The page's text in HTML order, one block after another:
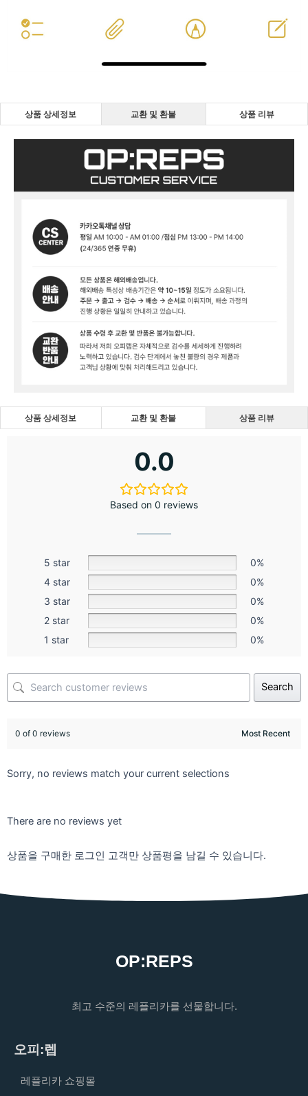
상품 상세정보 교환 및 환불 상품 리뷰
상품 상세정보 교환 및 환불 상품 리뷰
0.0
Based on 0 reviews
5 star
0%
4 star
0%
3 star
0%
2 star
0%
1 star
0%
Search
0 of 0 reviews
Sorry, no reviews match your current selections
There are no reviews yet
상품을 구매한 로그인 고객만 상품평을 남길 수 있습니다.
OP:REPS
최고 수준의 레플리카를 선물합니다.
오피:렙
레플리카 쇼핑몰